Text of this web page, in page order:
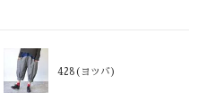
428(ヨツバ)